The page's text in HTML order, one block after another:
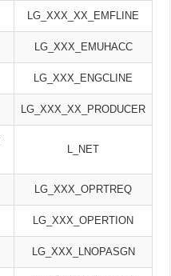
LG_XXX_XX_EMFLINE
LG_XXX_EMUHACC
LG_XXX_ENGCLINE
LG_XXX_XX_PRODUCER
L_NET
LG_XXX_OPRTREQ
LG_XXX_OPERTION
LG_XXX_LNOPASGN